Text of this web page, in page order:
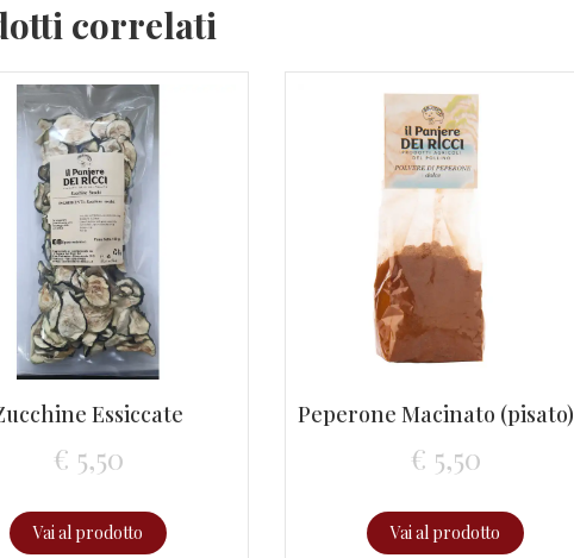
correlati
Essiccate
€ 5,50
Vai al prodotto
€ 5,50
Vai al prodotto